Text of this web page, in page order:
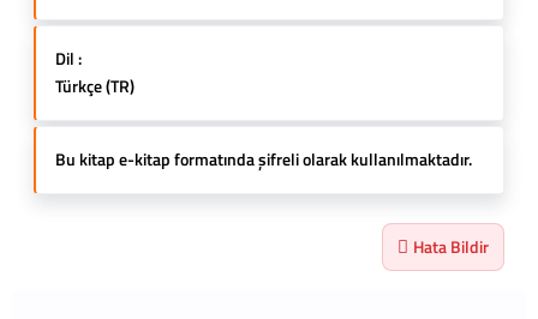
Dil :
Türkçe (TR)
Bu kitap e-kitap formatında şifreli olarak kullanılmaktadır.
Hata Bildir